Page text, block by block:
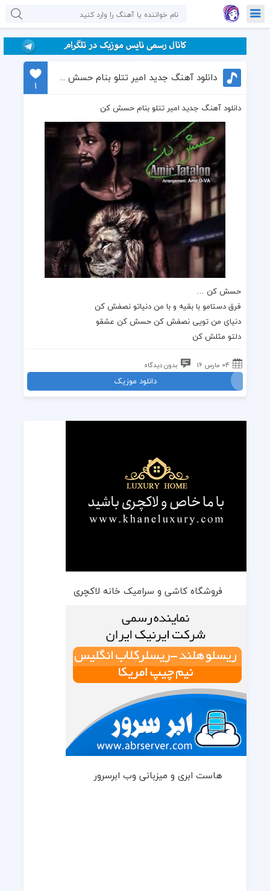
دانلود آهنگ جدید امیر تتلو بنام حسش کن
1
دانلود آهنگ جدید امیر تتلو بنام حسش کن
حسش کن …
فرق دستامو با بقیه و با من دنیاتو نصفش کن
دنیای من تویی نصفش کن حسش کن عشقو
دلتو مثلش کن
04 مارس 16 بدون دیدگاه
دانلود موزیک
فروشگاه کاشی و سرامیک خانه لاکچری
هاست ابری و میزبانی وب ابرسرور